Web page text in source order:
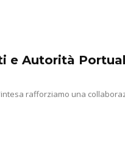
e Autorità
rafforziamo una